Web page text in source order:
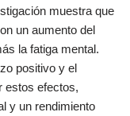
muestra que
un aumento del
la fatiga mental.
positivo y el
estos efectos,
y un rendimiento